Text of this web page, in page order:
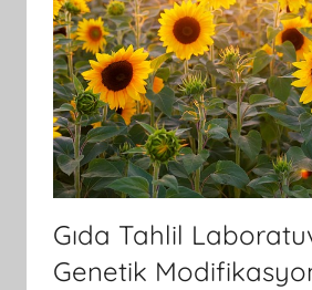
Gıda Tahlil
Genetik